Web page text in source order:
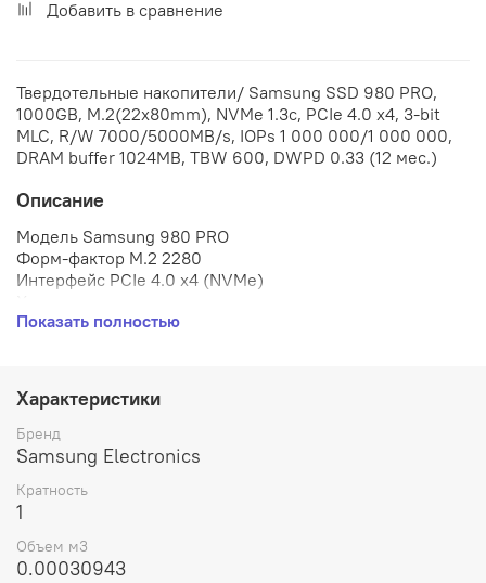
Добавить в сравнение
Твердотельные накопители/ Samsung SSD 980 PRO,
1000GB, M.2(22x80mm), NVMe 1.3c, PCIe 4.0 x4, 3-bit
MLC, R/W 7000/5000MB/s, IOPs 1 000 000/1 000 000,
DRAM buffer 1024MB, TBW 600, DWPD 0.33 (12 мес.)
Описание
Модель Samsung 980 PRO
Форм-фактор M.2 2280
Интерфейс PCIe 4.0 x4 (NVMe)
Ёмкость накопителя 1000 Гбайт
Скоростные характеристики
Скорость последовательного чтения 7000 Мбайт/c
Скорость последовательной записи 5000 Мбайт/c
Среднее число операций произвольного чтения в
Среднее число операций произвольной записи в
секунду (4 КБайт, QD32) 1000000 IOPS
Ресурс
Средняя наработка на отказ 1500000 ч
Показать полностью
Характеристики
Бренд
Samsung Electronics
Кратность
1
Объем м3
0.00030943